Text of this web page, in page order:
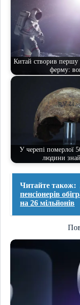
Китай створив першу
ферму:
У черепі померлої
людини
Читайте також:
пенсіонерів
на 26 мільйонів